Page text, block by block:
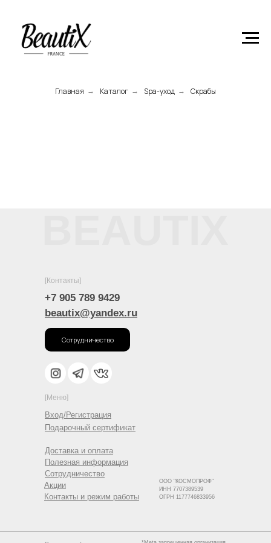
Главная → Каталог → Spa-уход → Скрабы
[Контакты]
ООО "КОСМОПРОФ"
ИНН 7707389539
ОГРН 1177746833956
Вход/Регистрация
+7 905 789 9429
beautix@yandex.ru
[Меню]
Полезная информация
Сотрудничество
Акции
Контакты и режим работы
Подарочный сертификат
Доставка и оплата
Сотрудничество